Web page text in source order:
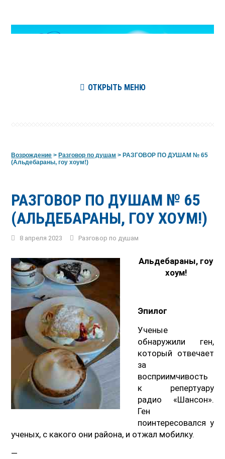
ОТКРЫТЬ МЕНЮ
Возрождение >Разговор по душам >РАЗГОВОР ПО ДУШАМ № 65
(Альдебараны, гоу хоум!)
РАЗГОВОР ПО ДУШАМ № 65
(АЛЬДЕБАРАНЫ, ГОУ ХОУМ!)
8 апреля 2023 Разговор по душам
Альдебараны, гоу
хоум!
Эпилог
Ученые
обнаружили ген,
который отвечает
за
восприимчивость
к репертуару
радио «Шансон».
Ген
поинтересовался у
ученых, с какого они района, и отжал мобилку.
—